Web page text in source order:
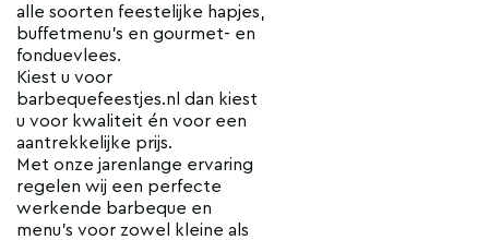
alle soorten feestelijke hapjes,
buffetmenu’s en gourmet- en
fonduevlees.
Kiest u voor
barbequefeestjes.nl dan kiest
u voor kwaliteit én voor een
aantrekkelijke prijs.
Met onze jarenlange ervaring
regelen wij een perfecte
werkende barbeque en
menu's voor zowel kleine als